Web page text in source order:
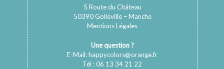
5 Route du Château
50390 Golleville – Manche
Mentions Légales
Une question ?
E-Mail:happycolors@orange.fr
Tél : 06 13 34 21 22